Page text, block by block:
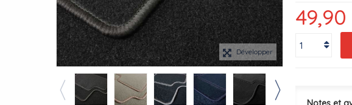
Développer